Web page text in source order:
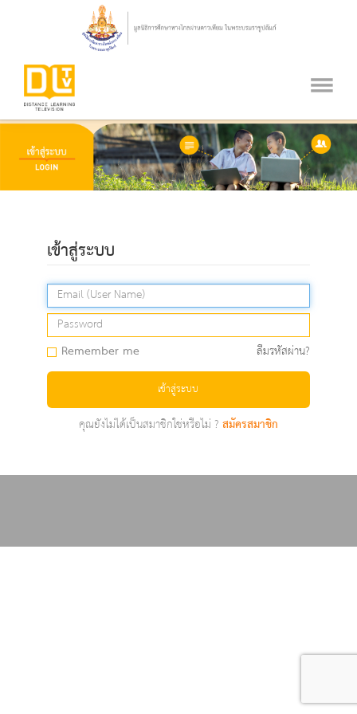
เข้าสู่ระบบ
Remember me ลืมรหัสผ่าน?
เข้าสู่ระบบ
คุณยังไม่ได้เป็นสมาชิกใช่หรือไม่ ?สมัครสมาชิก